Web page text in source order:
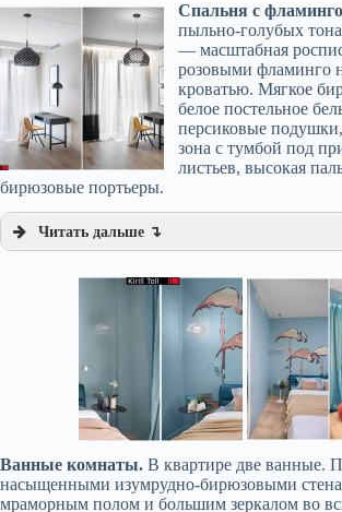
Спальня с
пыльно-голубых
— масштабная
розовыми фламинго
кроватью. Мягкое
белое постельное
персиковые
зона с тумбой под
листьев, высокая
бирюзовые портьеры.
Читать дальше ↴
Ванные комнаты. В квартире две ванные.
насыщенными изумрудно-бирюзовыми
мраморным полом и большим зеркалом во